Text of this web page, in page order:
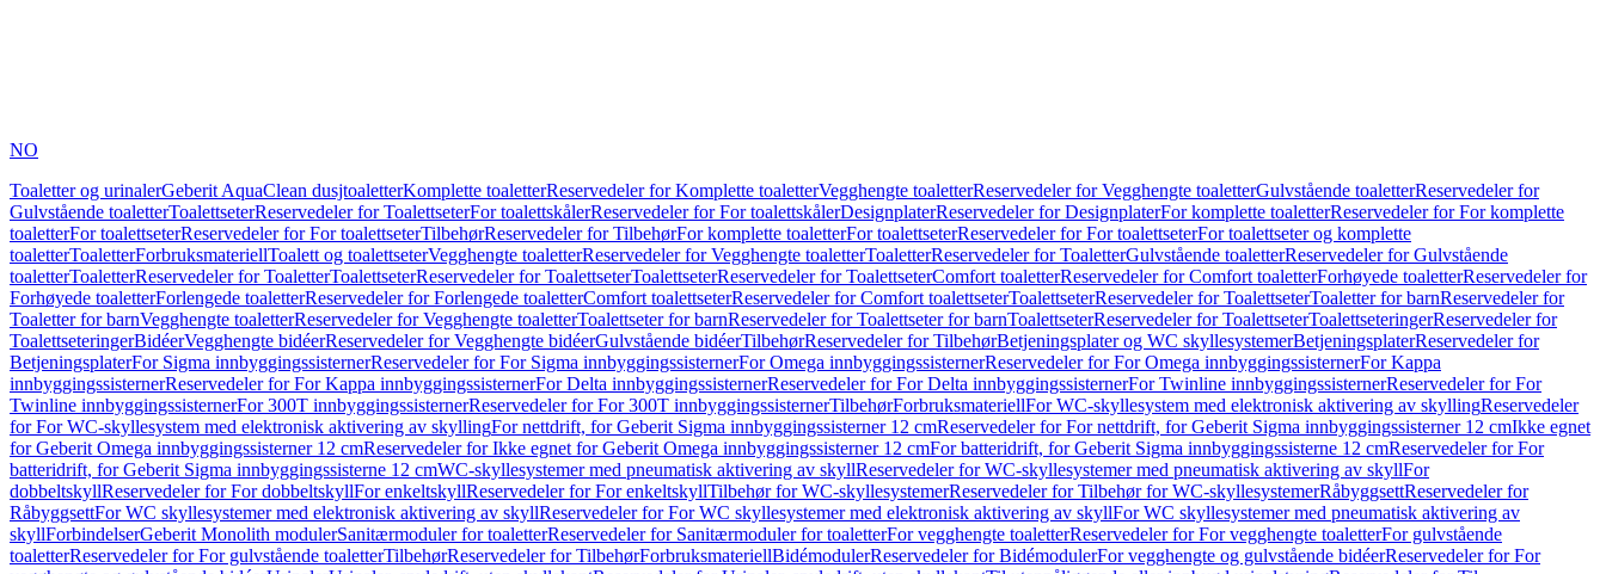
NO
Toaletter og urinalerGeberit AquaClean dusjtoaletterKomplette toaletterReservedeler for Komplette toaletterVegghengte toaletterReservedeler for Vegghengte toaletterGulvstående toaletterReservedeler for
Gulvstående toaletterToalettseterReservedeler for ToalettseterFor toalettskålerReservedeler for For toalettskålerDesignplaterReservedeler for DesignplaterFor komplette toaletterReservedeler for For komplette
toaletterFor toalettseterReservedeler for For toalettseterTilbehørReservedeler for TilbehørFor komplette toaletterFor toalettseterReservedeler for For toalettseterFor toalettseter og komplette
toaletterToaletterForbruksmateriellToalett og toalettseterVegghengte toaletterReservedeler for Vegghengte toaletterToaletterReservedeler for ToaletterGulvstående toaletterReservedeler for Gulvstående
toaletterToaletterReservedeler for ToaletterToalettseterReservedeler for ToalettseterToalettseterReservedeler for ToalettseterComfort toaletterReservedeler for Comfort toaletterForhøyede toaletterReservedeler for
Forhøyede toaletterForlengede toaletterReservedeler for Forlengede toaletterComfort toalettseterReservedeler for Comfort toalettseterToalettseterReservedeler for ToalettseterToaletter for barnReservedeler for
Toaletter for barnVegghengte toaletterReservedeler for Vegghengte toaletterToalettseter for barnReservedeler for Toalettseter for barnToalettseterReservedeler for ToalettseterToalettseteringerReservedeler for
ToalettseteringerBidéerVegghengte bidéerReservedeler for Vegghengte bidéerGulvstående bidéerTilbehørReservedeler for TilbehørBetjeningsplater og WC skyllesystemerBetjeningsplaterReservedeler for
BetjeningsplaterFor Sigma innbyggingssisternerReservedeler for For Sigma innbyggingssisternerFor Omega innbyggingssisternerReservedeler for For Omega innbyggingssisternerFor Kappa
innbyggingssisternerReservedeler for For Kappa innbyggingssisternerFor Delta innbyggingssisternerReservedeler for For Delta innbyggingssisternerFor Twinline innbyggingssisternerReservedeler for For
Twinline innbyggingssisternerFor 300T innbyggingssisternerReservedeler for For 300T innbyggingssisternerTilbehørForbruksmateriellFor WC-skyllesystem med elektronisk aktivering av skyllingReservedeler
for For WC-skyllesystem med elektronisk aktivering av skyllingFor nettdrift, for Geberit Sigma innbyggingssisterner 12 cmReservedeler for For nettdrift, for Geberit Sigma innbyggingssisterner 12 cmIkke egnet
for Geberit Omega innbyggingssisterner 12 cmReservedeler for Ikke egnet for Geberit Omega innbyggingssisterner 12 cmFor batteridrift, for Geberit Sigma innbyggingssisterne 12 cmReservedeler for For
batteridrift, for Geberit Sigma innbyggingssisterne 12 cmWC-skyllesystemer med pneumatisk aktivering av skyllReservedeler for WC-skyllesystemer med pneumatisk aktivering av skyllFor
dobbeltskyllReservedeler for For dobbeltskyllFor enkeltskyllReservedeler for For enkeltskyllTilbehør for WC-skyllesystemerReservedeler for Tilbehør for WC-skyllesystemerRåbyggsettReservedeler for
RåbyggsettFor WC skyllesystemer med elektronisk aktivering av skyllReservedeler for For WC skyllesystemer med elektronisk aktivering av skyllFor WC skyllesystemer med pneumatisk aktivering av
skyllForbindelserGeberit Monolith modulerSanitærmoduler for toaletterReservedeler for Sanitærmoduler for toaletterFor vegghengte toaletterReservedeler for For vegghengte toaletterFor gulvstående
toaletterReservedeler for For gulvstående toaletterTilbehørReservedeler for TilbehørForbruksmateriellBidémodulerReservedeler for BidémodulerFor vegghengte og gulvstående bidéerReservedeler for For